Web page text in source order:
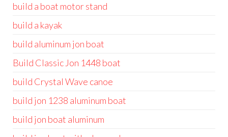
build a boat motor stand
build a kayak
build aluminum jon boat
Build Classic Jon 1448 boat
build Crystal Wave canoe
build jon 1238 aluminum boat
build jon boat aluminum